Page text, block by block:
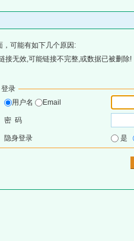
可能有如下几个原因:
接无效,可能链接不完整,或数据已被删除!
登录
用户名
Email
密 码
隐身登录 是